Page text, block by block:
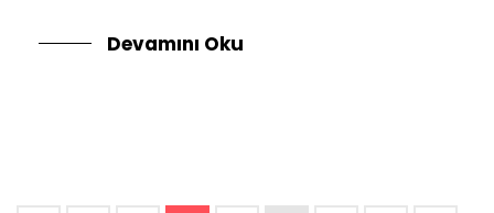
Devamını Oku